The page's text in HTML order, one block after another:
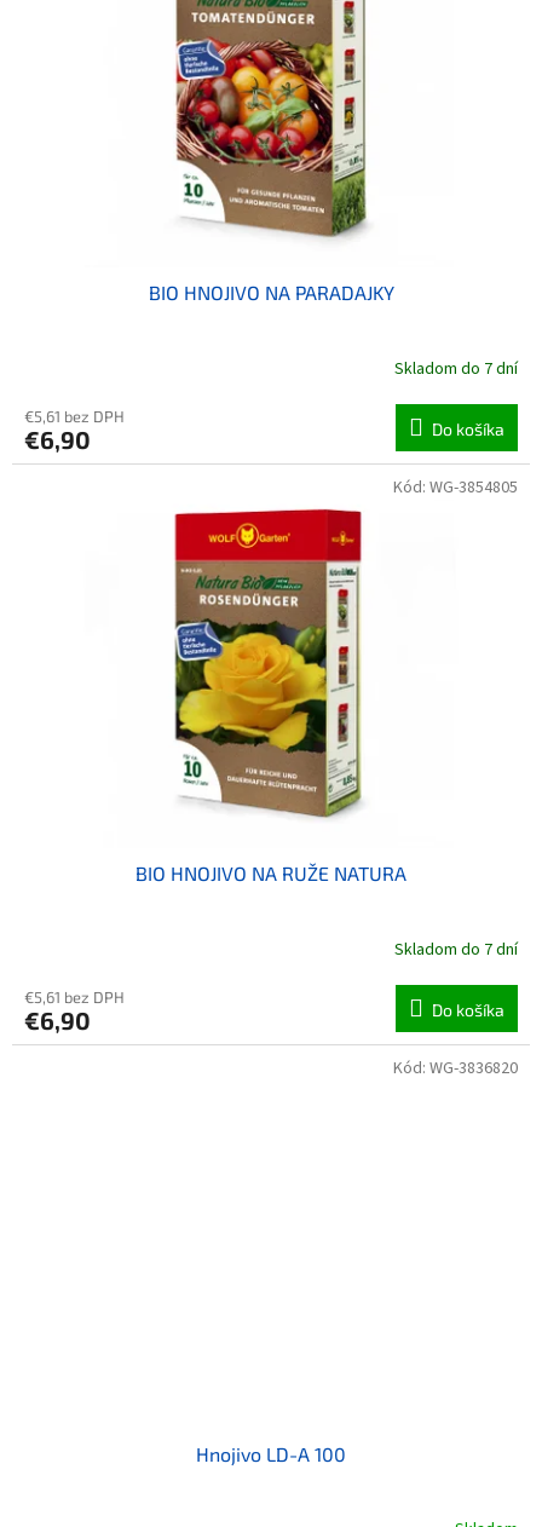
BIO HNOJIVO NA PARADAJKY
Skladom do 7 dní
€5,61 bez DPH
€6,90 Do košíka
BIO HNOJIVO NA RUŽE NATURA
Skladom do 7 dní
€5,61 bez DPH
€6,90 Do košíka
Kód: WG-3854805
Hnojivo LD-A 100
Kód: WG-3836820